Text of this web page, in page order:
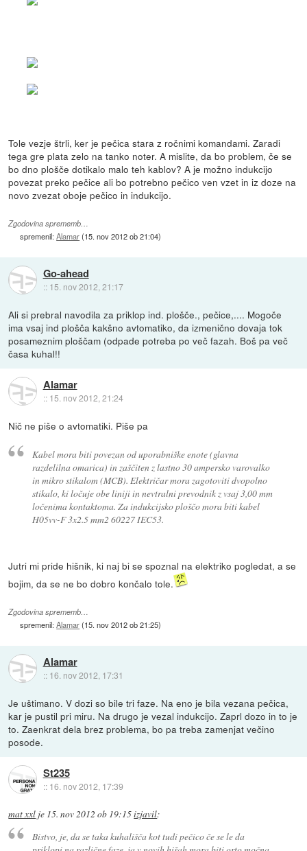
Tole vezje štrli, ker je pečica stara z ročnimi komandami. Zaradi
tega gre plata zelo na tanko noter. A mislite, da bo problem, če se
bo dno plošče dotikalo malo teh kablov? A je možno indukcijo
povezat preko pečice ali bo potrebno pečico ven vzet in iz doze na
novo zvezat oboje pečico in indukcijo.
Zgodovina sprememb…
spremenil:Alamar(15. nov 2012 ob 21:04)
Go-ahead
:: 15. nov 2012, 21:17
Ali si prebral navodila za priklop ind. plošče., pečice,.... Mogoče
ima vsaj ind plošča kakšno avtomatiko, da izmenično dovaja tok
posameznim ploščam (odpade potreba po več fazah. Boš pa več
časa kuhal!!
Alamar
:: 15. nov 2012, 21:24
Nič ne piše o avtomatiki. Piše pa
Kabel mora biti povezan od uporabniške enote (glavna
razdelilna omarica) in zaščiten z lastno 30 ampersko varovalko
in mikro stikalom (MCB). Električar mora zagotoviti dvopolno
stikalo, ki ločuje obe liniji in nevtralni prevodnik z vsaj 3,00 mm
ločenima kontaktoma. Za indukcijsko ploščo mora biti kabel
H05vv-F 3x2.5 mm2 60227 IEC53.
Jutri mi pride hišnik, ki naj bi se spoznal na elektriko pogledat, a se
bojim, da se ne bo dobro končalo tole.
Zgodovina sprememb…
spremenil:Alamar(15. nov 2012 ob 21:25)
Alamar
:: 16. nov 2012, 17:31
Je uštimano. V dozi so bile tri faze. Na eno je bila vezana pečica,
kar je pustil pri miru. Na drugo je vezal indukcijo. Zaprl dozo in to je
to. Zaenkrat dela brez problema, bo pa treba zamenjat večino
posode.
St235
:: 16. nov 2012, 17:39
mat xxl je 15. nov 2012 ob 19:15izjavil:
Bistvo, je, da se taka kuhališča kot tudi pečico če se le da